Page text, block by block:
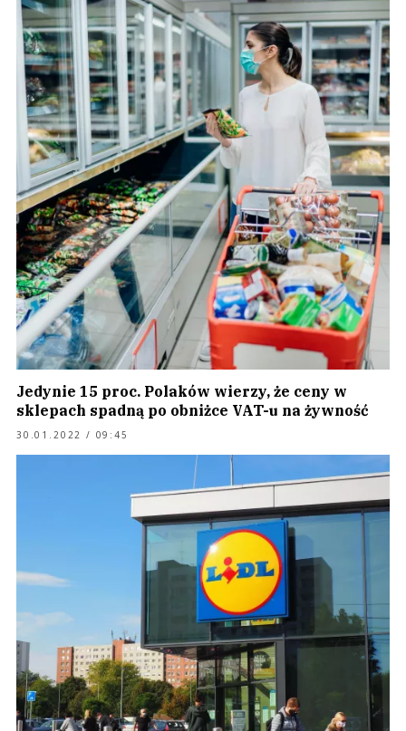
Jedynie 15 proc. Polaków wierzy, że ceny w
sklepach spadną po obniżce VAT-u na żywność
30.01.2022 / 09:45